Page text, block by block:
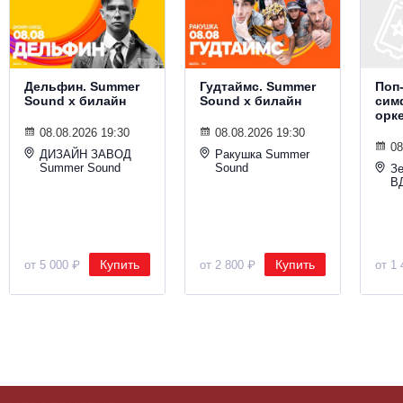
Металл
Дельфин. Summer
Sound х билайн
08.08.2026 19:30
ДИЗАЙН ЗАВОД
Summer Sound
от 5 000 ₽ Купить
Гудтаймс. Summer
Sound х билайн
08.08.2026 19:30
Ракушка Summer
Sound
от 2 800 ₽ Купить от 1